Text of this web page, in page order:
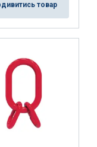
товар